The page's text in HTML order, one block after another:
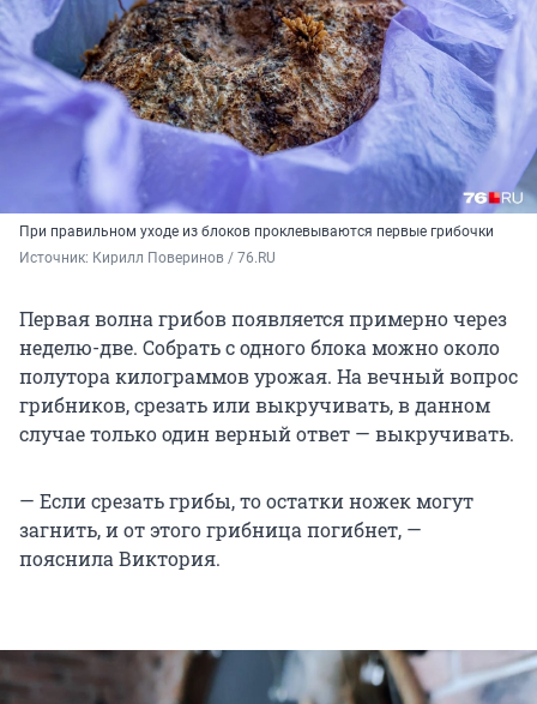
При правильном уходе из блоков проклевываются первые грибочки
Источник: Кирилл Поверинов / 76.RU
Первая волна грибов появляется примерно через
неделю-две. Собрать с одного блока можно около
полутора килограммов урожая. На вечный вопрос
грибников, срезать или выкручивать, в данном
случае только один верный ответ — выкручивать.
— Если срезать грибы, то остатки ножек могут
загнить, и от этого грибница погибнет, —
пояснила Виктория.